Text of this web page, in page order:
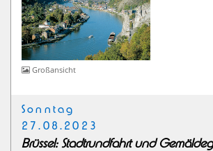
Großansicht
Sonntag
27.08.2023
Brüssel: Stadtrundfahrt und